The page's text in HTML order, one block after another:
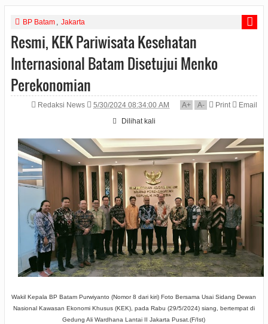
BP Batam Jakarta
Resmi, KEK Pariwisata Kesehatan
Internasional Batam Disetujui Menko
Perekonomian
Redaksi News 5/30/2024 08:34:00 AM A+ A- Print
Email
Dilihat kali
Wakil Kepala BP Batam Purwiyanto (Nomor 8 dari kiri) Foto Bersama Usai Sidang Dewan
Nasional Kawasan Ekonomi Khusus (KEK), pada Rabu (29/5/2024) siang, bertempat di
Gedung Ali Wardhana Lantai II Jakarta Pusat.(F/Ist)